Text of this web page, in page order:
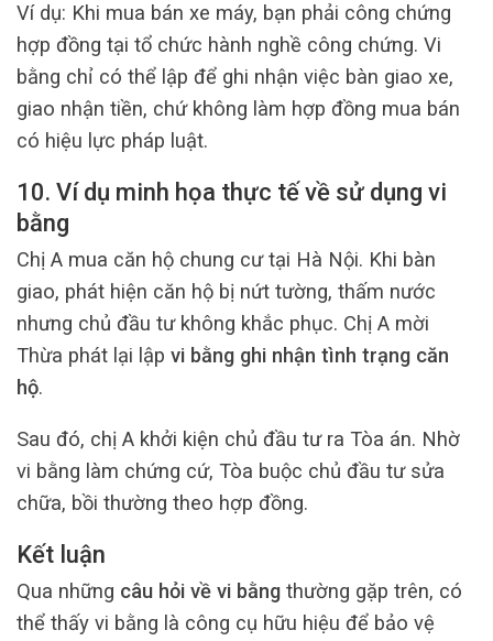
Ví dụ: Khi mua bán xe máy, bạn phải công chứng
hợp đồng tại tổ chức hành nghề công chứng. Vi
bằng chỉ có thể lập để ghi nhận việc bàn giao xe,
giao nhận tiền, chứ không làm hợp đồng mua bán
có hiệu lực pháp luật.
10. Ví dụ minh họa thực tế về sử dụng vi
bằng
Chị A mua căn hộ chung cư tại Hà Nội. Khi bàn
giao, phát hiện căn hộ bị nứt tường, thấm nước
nhưng chủ đầu tư không khắc phục. Chị A mời
Thừa phát lại lập vi bằng ghi nhận tình trạng căn
hộ.
Sau đó, chị A khởi kiện chủ đầu tư ra Tòa án. Nhờ
vi bằng làm chứng cứ, Tòa buộc chủ đầu tư sửa
chữa, bồi thường theo hợp đồng.
Kết luận
Qua những câu hỏi về vi bằng thường gặp trên, có
thể thấy vi bằng là công cụ hữu hiệu để bảo vệ